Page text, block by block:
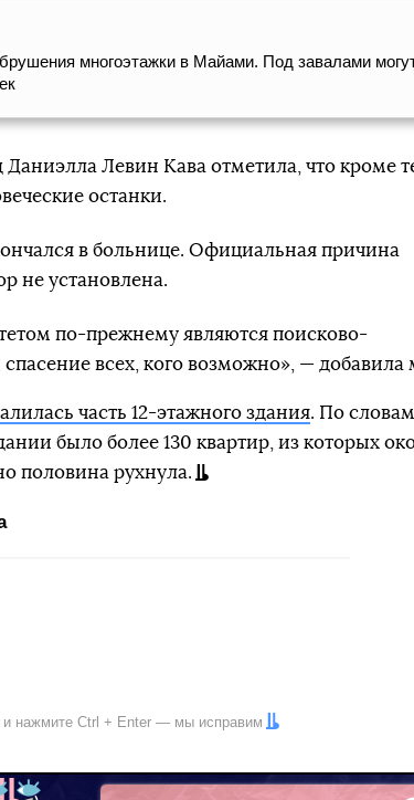
многоэтажки в Майами. Под завалами
Левин Кава отметила, что кроме
останки.
в больнице. Официальная причина
не установлена.
по-прежнему являются поисково-
всех, кого возможно», — добавила
часть 12-этажного здания. По словам
было более 130 квартир, из которых
половина рухнула.
нажмите Ctrl + Enter — мы исправим